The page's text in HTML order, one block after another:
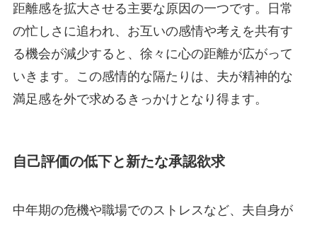
距離感を拡大させる主要な原因の一つです。日常
の忙しさに追われ、お互いの感情や考えを共有す
る機会が減少すると、徐々に心の距離が広がって
いきます。この感情的な隔たりは、夫が精神的な
満足感を外で求めるきっかけとなり得ます。
自己評価の低下と新たな承認欲求
中年期の危機や職場でのストレスなど、夫自身が